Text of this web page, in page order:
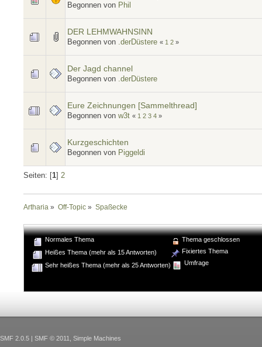
Begonnen von Phil
DER LEHMWAHNSINN
Begonnen von .derDüstere « 1 2 »
Der Jagd channel
Begonnen von .derDüstere
Eure Zeichnungen [Sammelthread]
Begonnen von w3t « 1 2 3 4 »
Kurzgeschichten
Begonnen von Piggeldi
Seiten: [ 1 2
Artharia » Off-Topic » Spaßecke
Normales Thema
Heißes Thema (mehr als 15 Antworten)
Sehr heißes Thema (mehr als 25 Antworten)
Thema geschlossen
Fixiertes Thema
Umfrage
SMF 2.0.5 | SMF © 2011 Simple Machines